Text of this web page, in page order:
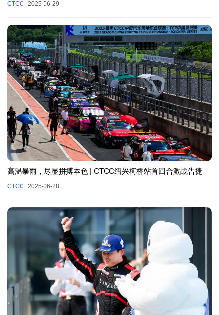
CTCC 2025-06-29
高温暴雨，尽显拼搏本色 | CTCC绍兴柯桥站首回合激战告捷
CTCC 2025-06-28